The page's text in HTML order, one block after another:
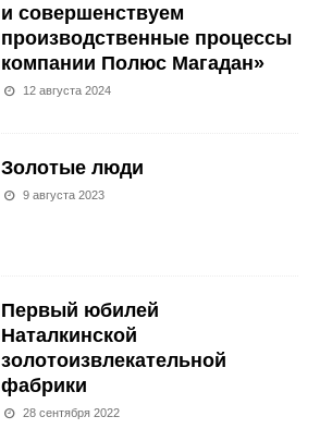
и совершенствуем
производственные процессы
компании Полюс Магадан»
12 августа 2024
Золотые люди
9 августа 2023
Первый юбилей
Наталкинской
золотоизвлекательной
фабрики
28 сентября 2022